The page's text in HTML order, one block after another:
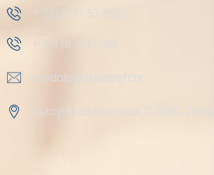
+ 381 11 37 57 555
+ 381 18 41 51 230
prodaja@steelsoft.rs
Autoput za Novi Sad 71 11080,